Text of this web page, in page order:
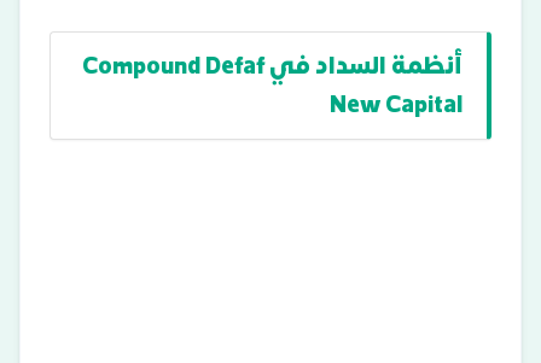
أنظمة السداد في Compound Defaf
New Capital